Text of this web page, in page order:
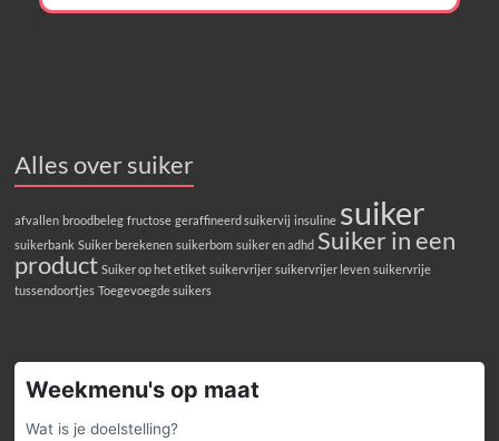
Alles over suiker
afvallen broodbeleg fructose geraffineerd suikervij insuline suiker
suikerbank Suiker berekenen suikerbom suiker en adhd Suiker in een
product Suiker op het etiket suikervrijer suikervrijer leven suikervrije
tussendoortjes Toegevoegde suikers
Weekmenu's op maat
Wat is je doelstelling?